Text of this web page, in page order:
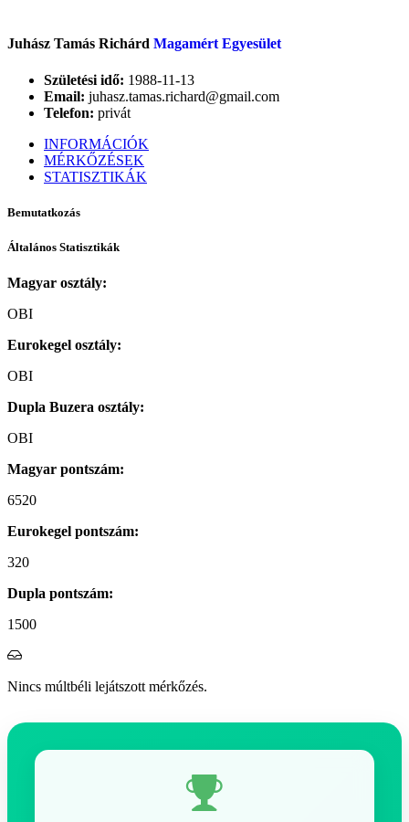
Juhász Tamás Richárd Magamért Egyesület
Születési idő: 1988-11-13
Email: juhasz.tamas.richard@gmail.com
Telefon: privát
INFORMÁCIÓK
MÉRKŐZÉSEK
STATISZTIKÁK
Bemutatkozás
Általános Statisztikák
Magyar osztály:
OBI
Eurokegel osztály:
OBI
Dupla Buzera osztály:
OBI
Magyar pontszám:
6520
Eurokegel pontszám:
320
Dupla pontszám:
1500
Nincs múltbéli lejátszott mérkőzés.